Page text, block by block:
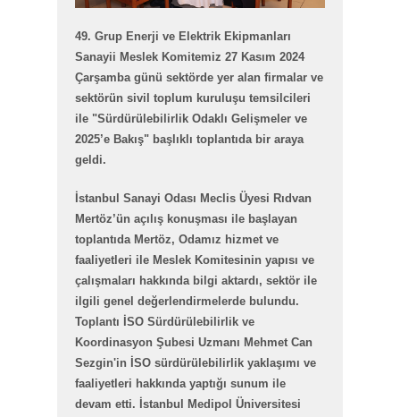
49. Grup Enerji ve Elektrik Ekipmanları
Sanayii Meslek Komitemiz 27 Kasım 2024
Çarşamba günü sektörde yer alan firmalar ve
sektörün sivil toplum kuruluşu temsilcileri
ile "Sürdürülebilirlik Odaklı Gelişmeler ve
2025’e Bakış" başlıklı toplantıda bir araya
geldi.
İstanbul Sanayi Odası Meclis Üyesi Rıdvan
Mertöz’ün açılış konuşması ile başlayan
toplantıda Mertöz, Odamız hizmet ve
faaliyetleri ile Meslek Komitesinin yapısı ve
çalışmaları hakkında bilgi aktardı, sektör ile
ilgili genel değerlendirmelerde bulundu.
Toplantı İSO Sürdürülebilirlik ve
Koordinasyon Şubesi Uzmanı Mehmet Can
Sezgin'in İSO sürdürülebilirlik yaklaşımı ve
faaliyetleri hakkında yaptığı sunum ile
devam etti. İstanbul Medipol Üniversitesi